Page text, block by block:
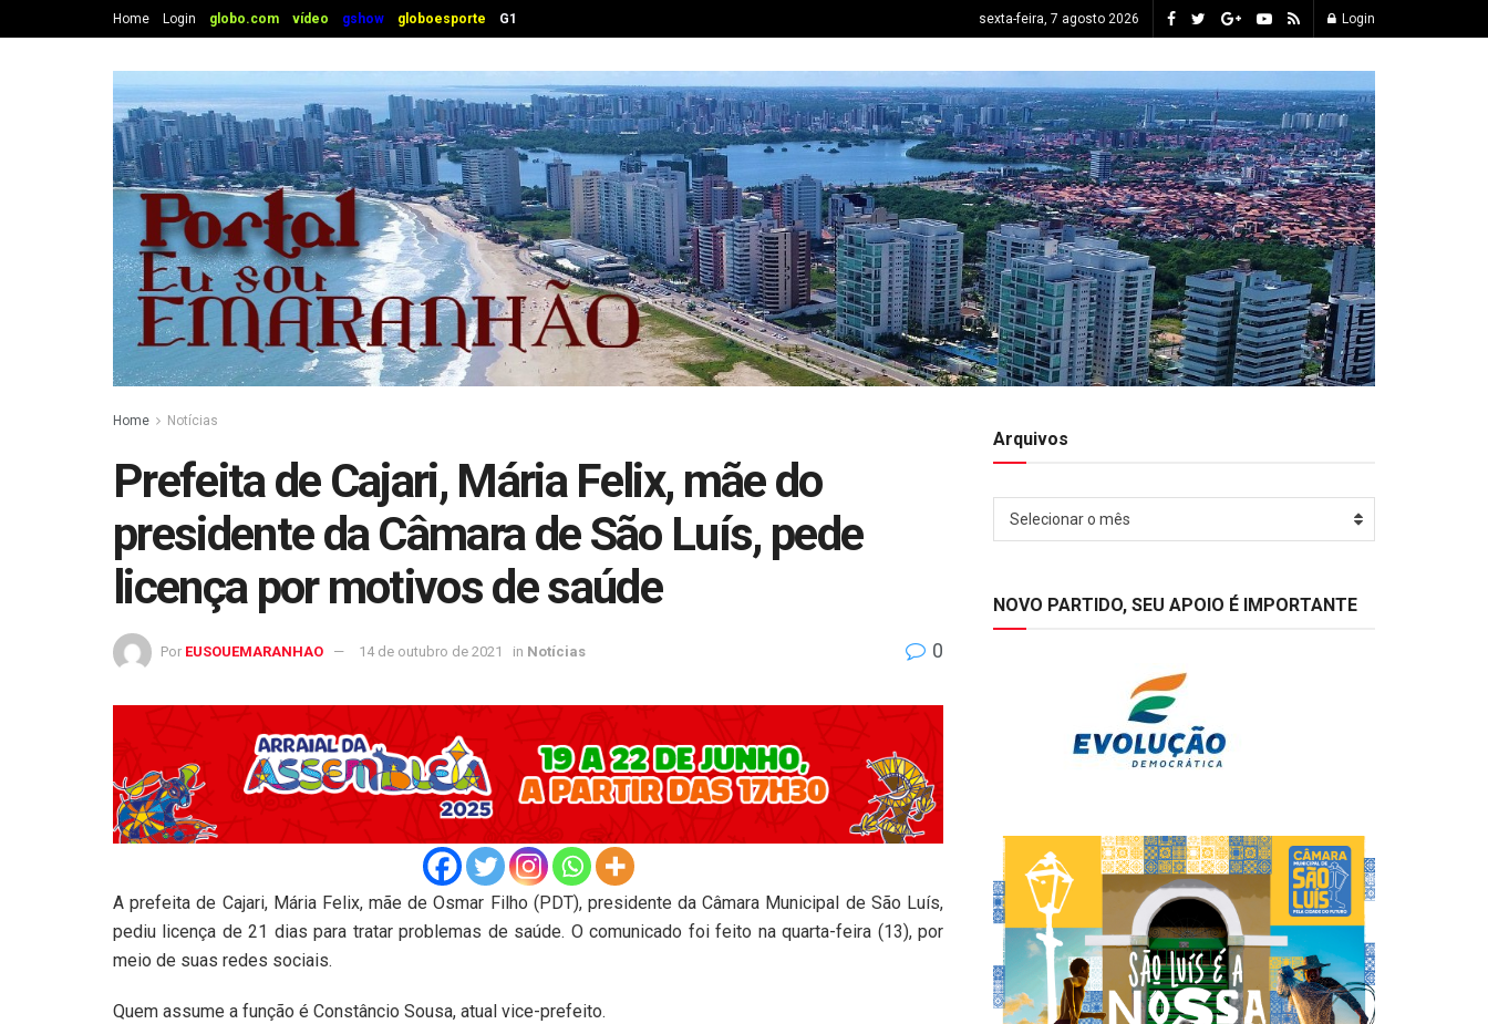
Home Login globo.com vídeo gshow globoesporte G1 sexta-feira, 7 agosto 2026 Login
Home Notícias
Prefeita de Cajari, Mária Felix, mãe do
presidente da Câmara de São Luís, pede
licença por motivos de saúde
Por EUSOUEMARANHAO 14 de outubro de 2021 in Notícias 0
A prefeita de Cajari, Mária Felix, mãe de Osmar Filho (PDT), presidente da Câmara Municipal de São Luís,
pediu licença de 21 dias para tratar problemas de saúde. O comunicado foi feito na quarta-feira (13), por
meio de suas redes sociais.
Quem assume a função é Constâncio Sousa, atual vice-prefeito.
Arquivos
Selecionar o mês
NOVO PARTIDO, SEU APOIO É IMPORTANTE